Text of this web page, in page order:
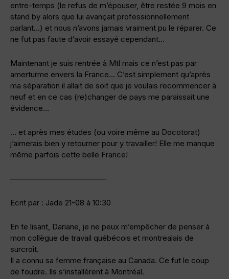
entre-temps (le refus de m’épouser, être restée 9 mois en
stand by alors que lui avançait professionnellement
parlant…) et nous n’avons jamais vraiment pu le réparer. Ce
ne fut pas faute d’avoir essayé cependant…
Maintenant je suis rentrée à Mtl mais ce n’est pas par
amerturme envers la France… C’est simplement qu’après
ma séparation il allait de soit que je voulais recommencer à
neuf et en ce cas (re)changer de pays me paraissait une
évidence…
… et après mes études (ou voire même au Docotorat)
j’aimerais bien y retourner pour y travailler! Elle me manque
même parfois cette belle France!
————————————–
Ecrit par : Jade 21-08 à 10:30
En te lisant, Dariane, je ne peux m’empêcher de penser à
mon collègue de travail québécois et montrealais de
surcroît.
Il a connu sa femme française au Canada. Ce fut le coup
de foudre. Ils s’installèrent à Montréal.